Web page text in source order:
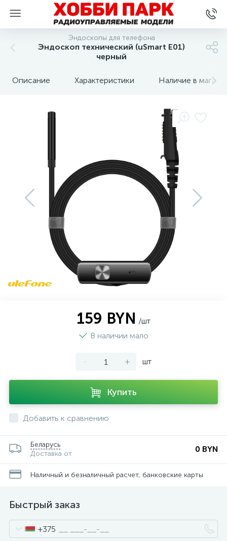
Эндоскопы для телефона
Эндоскоп технический (uSmart E01)
черный
Описание Характеристики Наличие в
159 BYN /шт
В наличии мало
- + шт
Купить
Добавить к сравнению
Беларусь
Доставка от
0 BYN
Наличный и безналичный расчет, банковские карты
Быстрый заказ
+375